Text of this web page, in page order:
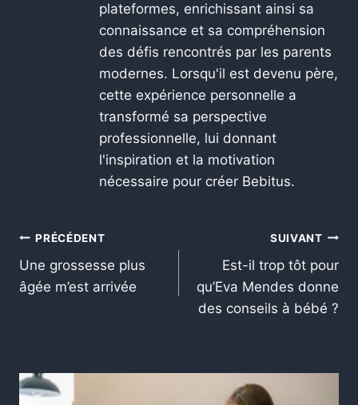
plateformes, enrichissant ainsi sa
connaissance et sa compréhension
des défis rencontrés par les parents
modernes. Lorsqu'il est devenu père,
cette expérience personnelle a
transformé sa perspective
professionnelle, lui donnant
l'inspiration et la motivation
nécessaire pour créer Bebitus.
PRÉCÉDENT
Une grossesse plus
âgée m’est arrivée
SUIVANT
Est-il trop tôt pour
qu’Eva Mendes donne
des conseils à bébé ?